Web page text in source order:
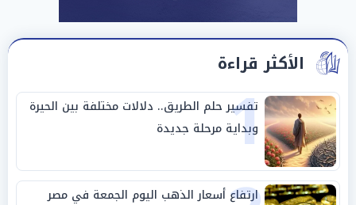
الأكثر قراءة
1
تفسير حلم الطريق.. دلالات مختلفة بين الحيرة
وبداية مرحلة جديدة
ارتفاع أسعار الذهب اليوم الجمعة في مصر